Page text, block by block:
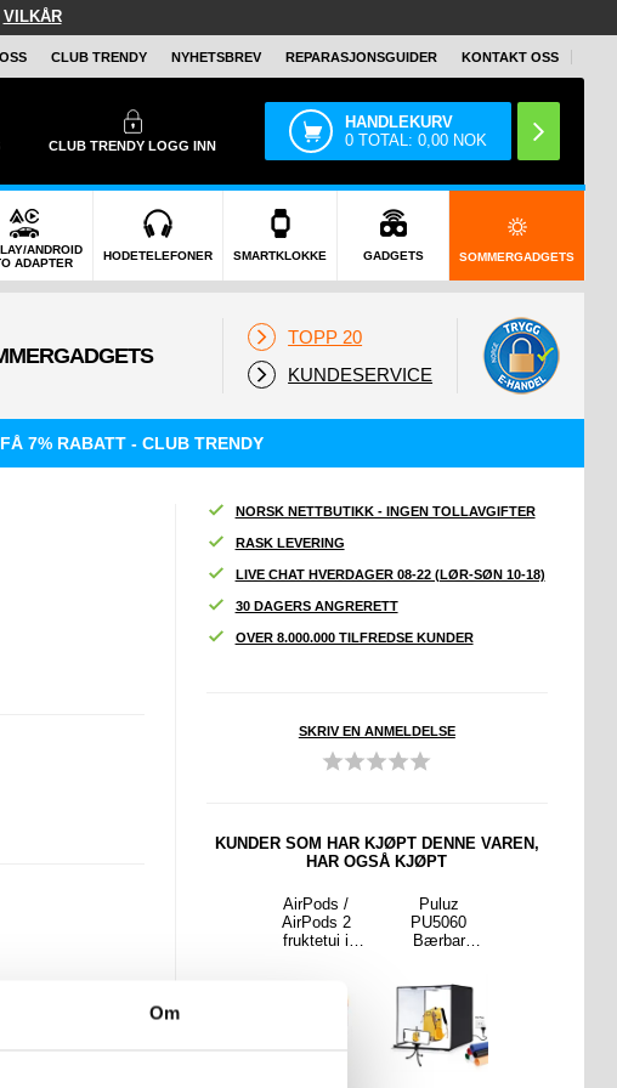
Om
VILKÅR
CLUB TRENDY NYHETSBREV REPARASJONSGUIDER KONTAKT OSS
CLUB TRENDYLOGG INN
HANDLEKURV
0 TOTAL:0,00 NOK
ANDROID
ADAPTER
HODETELEFONER SMARTKLOKKE GADGETS SOMMERGADGETS
TOPP 20
KUNDESERVICE
FÅ 7% RABATT - CLUB TRENDY
NORSK NETTBUTIKK - INGEN TOLLAVGIFTER
RASK LEVERING
LIVE CHAT HVERDAGER 08-22 (LØR-SØN 10-18)
30 DAGERS ANGRERETT
OVER 8.000.000 TILFREDSE KUNDER
SKRIV EN ANMELDELSE
KUNDER SOM HAR KJØPT DENNE VAREN,
HAR OGSÅ KJØPT
AirPods /
AirPods 2
fruktetui i
Puluz
PU5060
Bærbar
60cm, 36W,
5500K